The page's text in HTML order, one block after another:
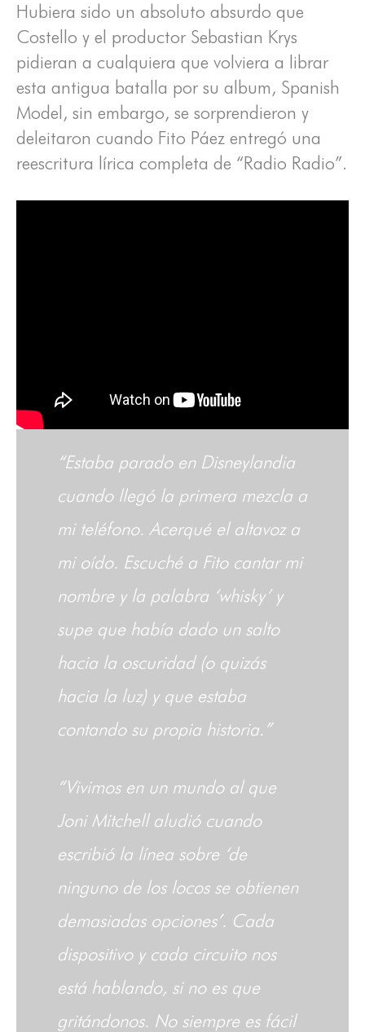
Hubiera sido un absoluto absurdo que
Costello y el productor Sebastian Krys
pidieran a cualquiera que volviera a librar
esta antigua batalla por su album, Spanish
Model, sin embargo, se sorprendieron y
deleitaron cuando Fito Páez entregó una
reescritura lírica completa de “Radio Radio”.
“Estaba parado en Disneylandia
cuando llegó la primera mezcla a
mi teléfono. Acerqué el altavoz a
mi oído. Escuché a Fito cantar mi
nombre y la palabra ‘whisky’ y
supe que había dado un salto
hacia la oscuridad (o quizás
hacia la luz) y que estaba
contando su propia historia.”
“Vivimos en un mundo al que
Joni Mitchell aludió cuando
escribió la línea sobre ‘de
ninguno de los locos se obtienen
demasiadas opciones’. Cada
dispositivo y cada circuito nos
está hablando, si no es que
gritándonos. No siempre es fácil